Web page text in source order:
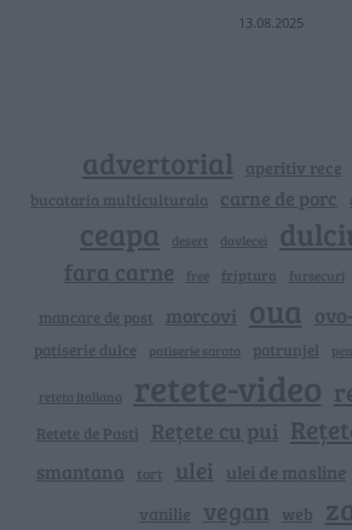
13.08.2025
advertorial aperitiv rece
bucataria multiculturala carne de porc
ceapa desert dovlecei
fara carne free friptura fursecuri
mancare de post morcovi oua
patiserie dulce patiserie sarata patrunjel
reteta italiana retete-video
Retete de Pasti Rețete cu pui
smantana tort ulei ulei de masline
vanilie vegan web